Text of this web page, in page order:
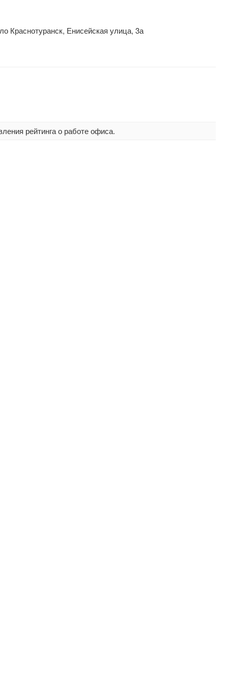
Краснотуранск, Енисейская улица, 3а
рейтинга о работе офиса.